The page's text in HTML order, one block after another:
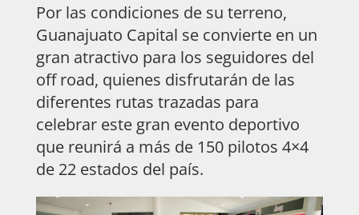
Por las condiciones de su terreno,
Guanajuato Capital se convierte en un
gran atractivo para los seguidores del
off road, quienes disfrutarán de las
diferentes rutas trazadas para
celebrar este gran evento deportivo
que reunirá a más de 150 pilotos 4×4
de 22 estados del país.